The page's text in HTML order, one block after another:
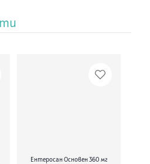
Ентеросан Основен 360 мг